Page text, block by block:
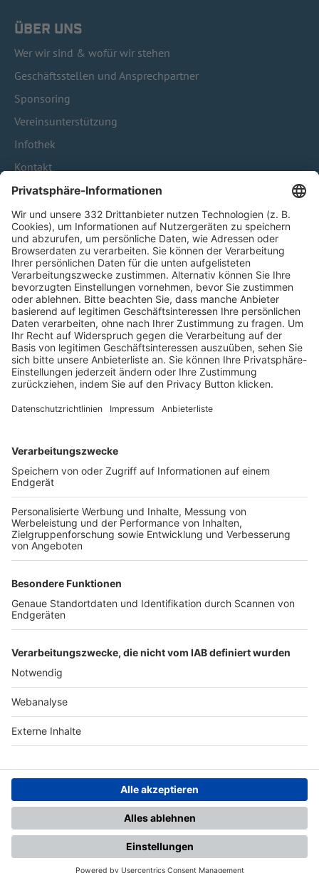
ÜBER UNS
Wer wir sind & wofür wir stehen
Geschäftsstellen und Ansprechpartner
Sponsoring
Vereinsunterstützung
Infothek
Kontakt
HÄUFIG BESUCHTE SEITEN
Pässe und Vereinswechsel
Trainerausbildung
Schulungsangebot Vereinsmitarbeiter
BFV-Geschäftsstellen
Trainerbörse
Login SpielPlus
FOLGE DEM BFV
TOP-VEREINE
TOP-PARTNER
Nutzungsbedingungen Datenschutz Impressum